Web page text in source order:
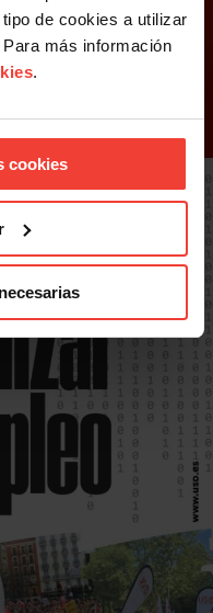
de cookies a utilizar
más información
.
cookies